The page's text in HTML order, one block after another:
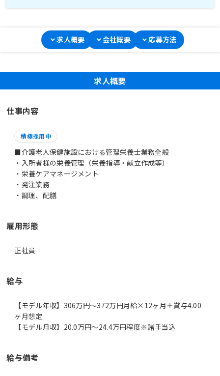
求人概要 会社概要 応募方法
求人概要
仕事内容
積極採用中
■介護老人保健施設における管理栄養士業務全般
・入所者様の栄養管理（栄養指導・献立作成等）
・栄養ケアマネージメント
・発注業務
・調理、配膳
雇用形態
正社員
給与
【モデル年収】306万円〜372万円月給×12ヶ月＋賞与4.00
ヶ月想定
【モデル月収】20.0万円〜24.4万円程度※諸手当込
給与備考